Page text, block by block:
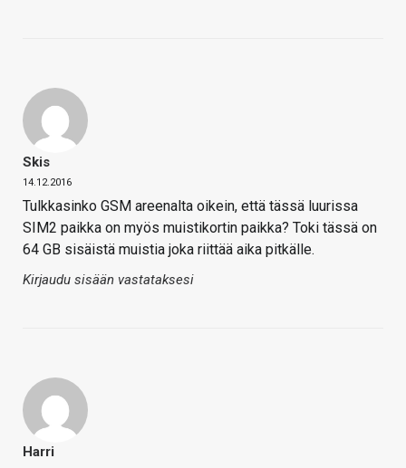
Skis
14.12.2016
Tulkkasinko GSM areenalta oikein, että tässä luurissa
SIM2 paikka on myös muistikortin paikka? Toki tässä on
64 GB sisäistä muistia joka riittää aika pitkälle.
Kirjaudu sisään vastataksesi
Harri